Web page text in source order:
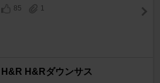
85
1
H&R H&Rダウンサス